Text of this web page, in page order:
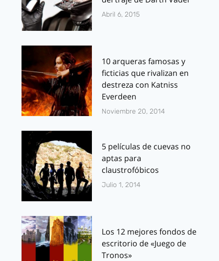
Abril 6, 2015
10 arqueras famosas y
ficticias que rivalizan en
destreza con Katniss
Everdeen
Noviembre 20, 2014
5 películas de cuevas no
aptas para
claustrofóbicos
Julio 1, 2014
Los 12 mejores fondos de
escritorio de «Juego de
Tronos»